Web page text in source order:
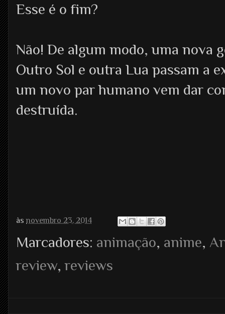
Esse é o fim?
Não! De algum modo, uma nova
Outro Sol e outra Lua passam a
um novo par humano vem dar
destruída.
àsnovembro 23, 2014
Marcadores: animação, anime,
review,reviews